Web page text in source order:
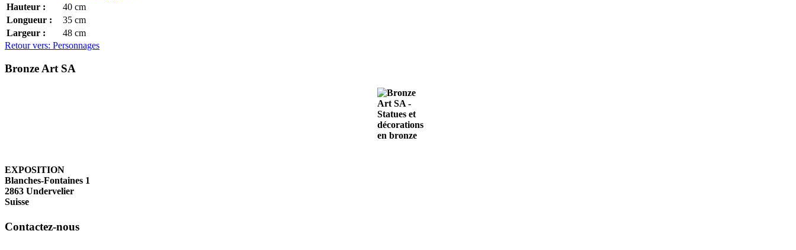
Hauteur :
40 cm
Longueur :
35 cm
Largeur :
48 cm
Retour vers: Personnages
Bronze Art SA
EXPOSITION
Blanches-Fontaines 1
2863 Undervelier
Suisse
Contactez-nous